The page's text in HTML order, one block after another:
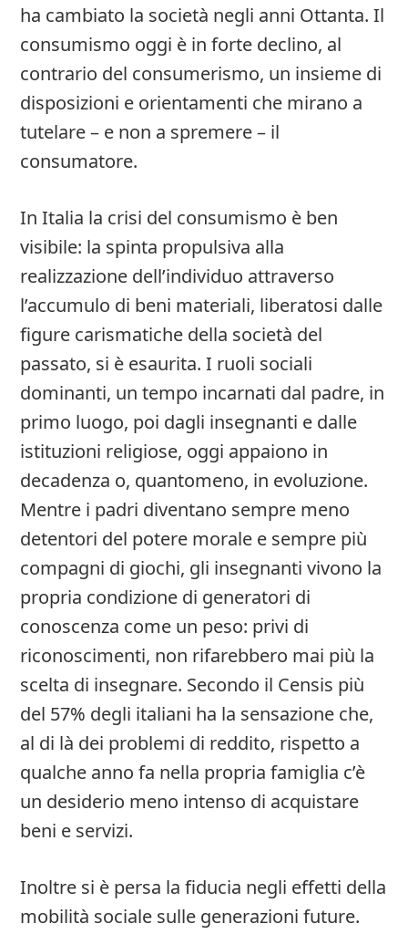
ha cambiato la società negli anni Ottanta. Il
consumismo oggi è in forte declino, al
contrario del consumerismo, un insieme di
disposizioni e orientamenti che mirano a
tutelare – e non a spremere – il
consumatore.
In Italia la crisi del consumismo è ben
visibile: la spinta propulsiva alla
realizzazione dell’individuo attraverso
l’accumulo di beni materiali, liberatosi dalle
figure carismatiche della società del
passato, si è esaurita. I ruoli sociali
dominanti, un tempo incarnati dal padre, in
primo luogo, poi dagli insegnanti e dalle
istituzioni religiose, oggi appaiono in
decadenza o, quantomeno, in evoluzione.
Mentre i padri diventano sempre meno
detentori del potere morale e sempre più
compagni di giochi, gli insegnanti vivono la
propria condizione di generatori di
conoscenza come un peso: privi di
riconoscimenti, non rifarebbero mai più la
scelta di insegnare. Secondo il Censis più
del 57% degli italiani ha la sensazione che,
al di là dei problemi di reddito, rispetto a
qualche anno fa nella propria famiglia c’è
un desiderio meno intenso di acquistare
beni e servizi.
Inoltre si è persa la fiducia negli effetti della
mobilità sociale sulle generazioni future.